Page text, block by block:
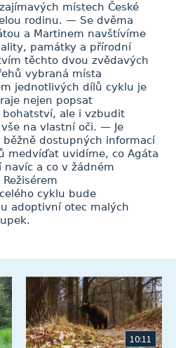
místech České
rodinu. — Se dvěma
a Martinem navštívíme
památky a přírodní
těchto dvou zvědavých
vybraná místa
jednotlivých dílů cyklu je
nejen popsat
ale i vzbudit
na vlastní oči. — Je
dostupných informací
medvíďat uvidíme, co Agáta
a co v žádném
cyklu bude
adoptivní otec malých
10:11